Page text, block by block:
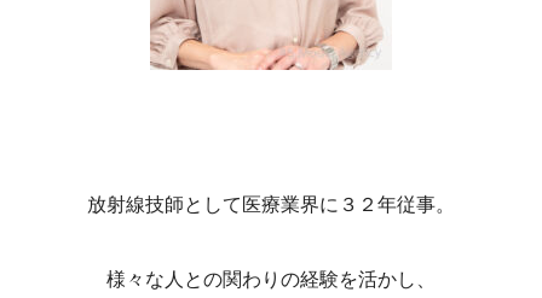
放射線技師として医療業界に３２年従事。
様々な人との関わりの経験を活かし、